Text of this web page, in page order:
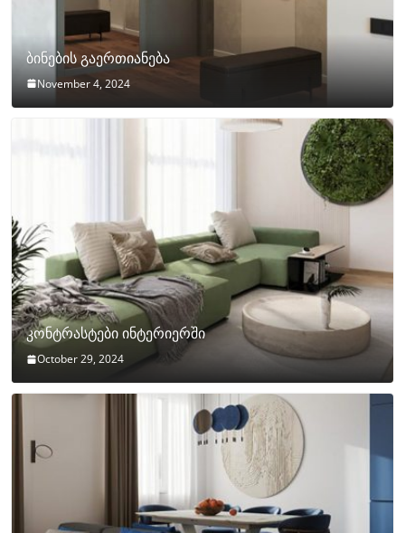
ბინების გაერთიანება
November 4, 2024
კონტრასტები ინტერიერში
October 29, 2024